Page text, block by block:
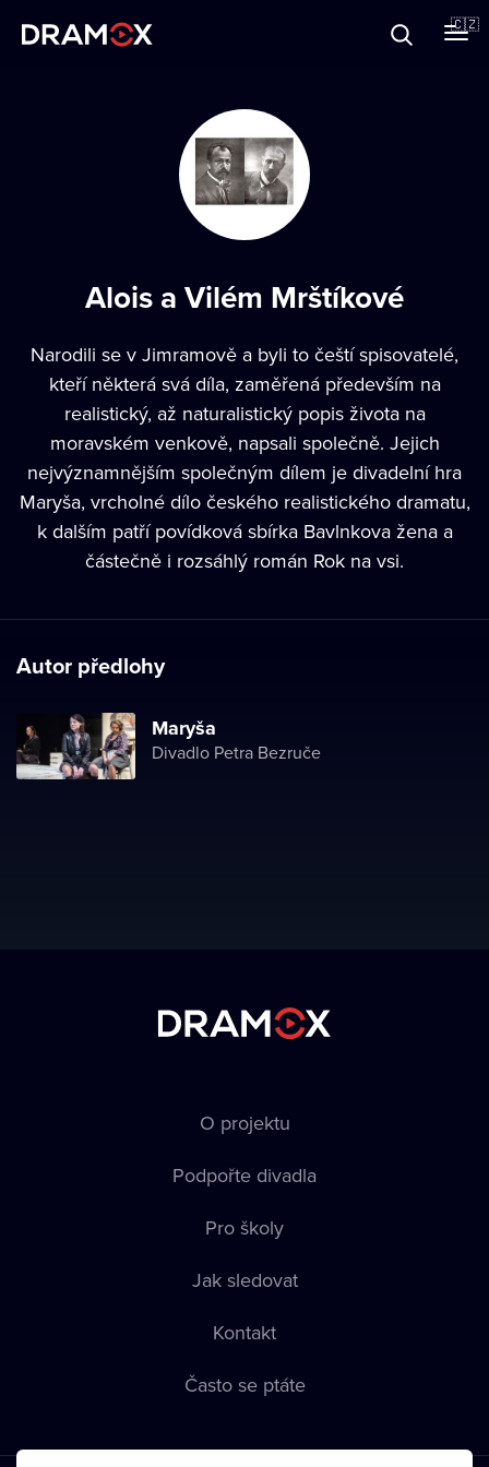
🇨🇿
Alois a Vilém Mrštíkové
Narodili se v Jimramově a byli to čeští spisovatelé,
kteří některá svá díla, zaměřená především na
realistický, až naturalistický popis života na
moravském venkově, napsali společně. Jejich
nejvýznamnějším společným dílem je divadelní hra
Maryša, vrcholné dílo českého realistického dramatu,
k dalším patří povídková sbírka Bavlnkova žena a
částečně i rozsáhlý román Rok na vsi.
Autor předlohy
Maryša
Divadlo Petra Bezruče
O projektu
Podpořte divadla
Pro školy
Jak sledovat
Kontakt
Často se ptáte